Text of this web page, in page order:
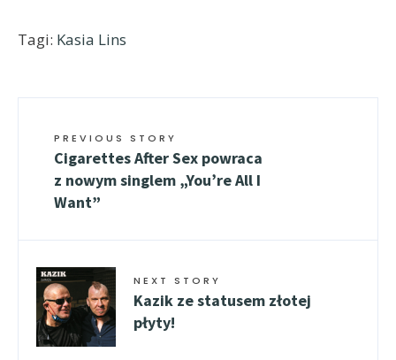
Tagi: Kasia Lins
PREVIOUS STORY
Cigarettes After Sex powraca
z nowym singlem „You’re All I
Want”
NEXT STORY
Kazik ze statusem złotej
płyty!